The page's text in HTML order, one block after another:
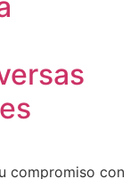
compromiso con